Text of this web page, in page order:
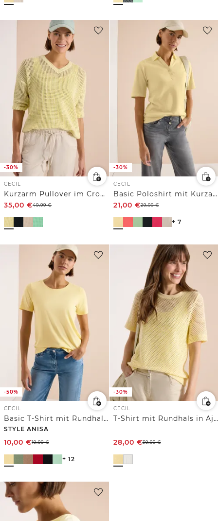
-30%
CECIL
Kurzarm Pullover im Crochet-Look
35,00 €49,99€
-30%
CECIL
Basic Poloshirt mit Kurzarm
21,00 €29,99€
+ 7
-50%
CECIL
Basic T-Shirt mit Rundhals in Unifarbe
STYLE ANISA
10,00 €19,99€
+ 12
-30%
CECIL
T-Shirt mit Rundhals in Ajour-Optik
28,00 €39,99€